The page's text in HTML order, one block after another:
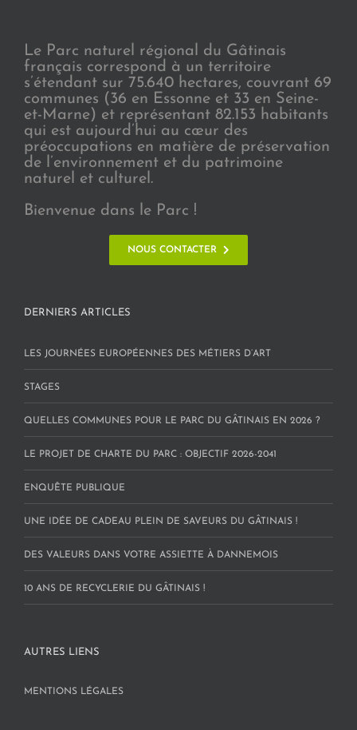
Le Parc naturel régional du Gâtinais
français correspond à un territoire
s’étendant sur 75.640 hectares, couvrant 69
communes (36 en Essonne et 33 en Seine-
et-Marne) et représentant 82.153 habitants
qui est aujourd’hui au cœur des
préoccupations en matière de préservation
de l’environnement et du patrimoine
naturel et culturel.
Bienvenue dans le Parc !
NOUS CONTACTER
DERNIERS ARTICLES
LES JOURNÉES EUROPÉENNES DES MÉTIERS D’ART
STAGES
QUELLES COMMUNES POUR LE PARC DU GÂTINAIS EN 2026 ?
LE PROJET DE CHARTE DU PARC : OBJECTIF 2026-2041
ENQUÊTE PUBLIQUE
UNE IDÉE DE CADEAU PLEIN DE SAVEURS DU GÂTINAIS !
DES VALEURS DANS VOTRE ASSIETTE À DANNEMOIS
10 ANS DE RECYCLERIE DU GÂTINAIS !
AUTRES LIENS
MENTIONS LÉGALES